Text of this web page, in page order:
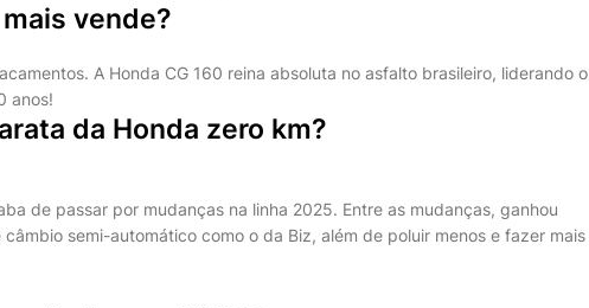
vende?
A Honda CG 160 reina absoluta no asfalto brasileiro, liderando o
anos!
da Honda zero km?
de passar por mudanças na linha 2025. Entre as mudanças, ganhou
semi-automático como o da Biz, além de poluir menos e fazer mais